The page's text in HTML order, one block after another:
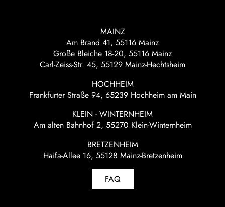
MAINZ
Am Brand 41, 55116 Mainz
Große Bleiche 18-20, 55116 Mainz
Carl-Zeiss-Str. 45, 55129 Mainz-Hechtsheim
HOCHHEIM
Frankfurter Straße 94, 65239 Hochheim am Main
KLEIN - WINTERNHEIM
Am alten Bahnhof 2, 55270 Klein-Winternheim
BRETZENHEIM
Haifa-Allee 16, 55128 Mainz-Bretzenheim
FAQ